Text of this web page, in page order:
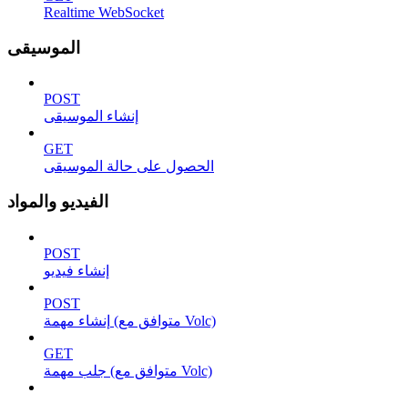
Realtime WebSocket
الموسيقى
POST
إنشاء الموسيقى
GET
الحصول على حالة الموسيقى
الفيديو والمواد
POST
إنشاء فيديو
POST
إنشاء مهمة (متوافق مع Volc)
GET
جلب مهمة (متوافق مع Volc)